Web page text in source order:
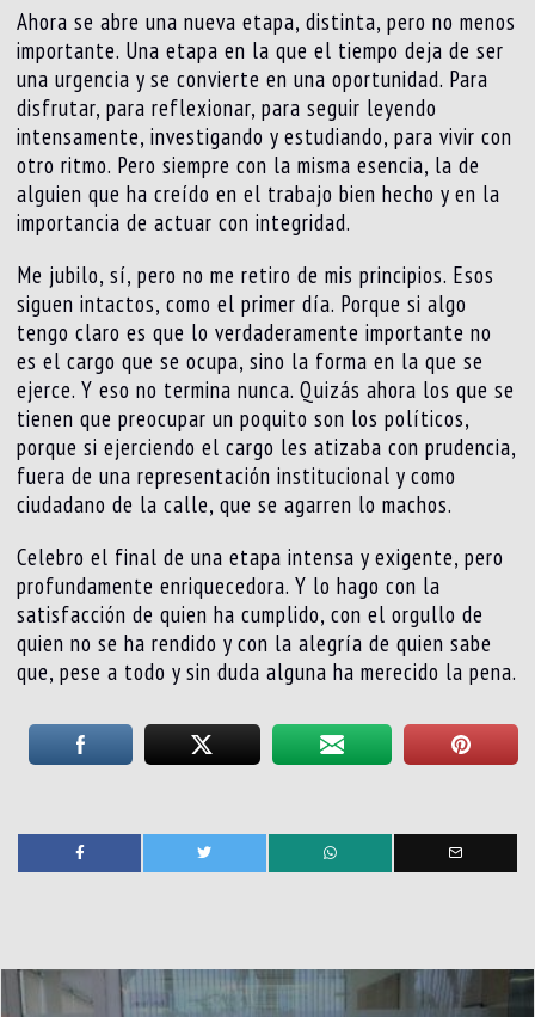
Ahora se abre una nueva etapa, distinta, pero no menos
importante. Una etapa en la que el tiempo deja de ser
una urgencia y se convierte en una oportunidad. Para
disfrutar, para reflexionar, para seguir leyendo
intensamente, investigando y estudiando, para vivir con
otro ritmo. Pero siempre con la misma esencia, la de
alguien que ha creído en el trabajo bien hecho y en la
importancia de actuar con integridad.
Me jubilo, sí, pero no me retiro de mis principios. Esos
siguen intactos, como el primer día. Porque si algo
tengo claro es que lo verdaderamente importante no
es el cargo que se ocupa, sino la forma en la que se
ejerce. Y eso no termina nunca. Quizás ahora los que se
tienen que preocupar un poquito son los políticos,
porque si ejerciendo el cargo les atizaba con prudencia,
fuera de una representación institucional y como
ciudadano de la calle, que se agarren lo machos.
Celebro el final de una etapa intensa y exigente, pero
profundamente enriquecedora. Y lo hago con la
satisfacción de quien ha cumplido, con el orgullo de
quien no se ha rendido y con la alegría de quien sabe
que, pese a todo y sin duda alguna ha merecido la pena.